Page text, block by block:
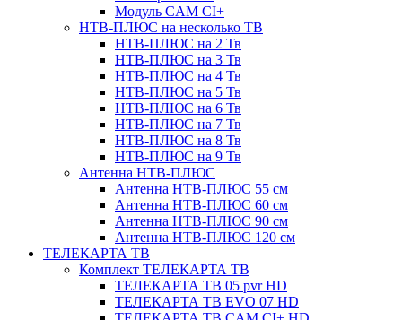
Модуль CAM CI+
НТВ-ПЛЮС на несколько ТВ
НТВ-ПЛЮС на 2 Тв
НТВ-ПЛЮС на 3 Тв
НТВ-ПЛЮС на 4 Тв
НТВ-ПЛЮС на 5 Тв
НТВ-ПЛЮС на 6 Тв
НТВ-ПЛЮС на 7 Тв
НТВ-ПЛЮС на 8 Тв
НТВ-ПЛЮС на 9 Тв
Антенна НТВ-ПЛЮС
Антенна НТВ-ПЛЮС 55 см
Антенна НТВ-ПЛЮС 60 см
Антенна НТВ-ПЛЮС 90 см
Антенна НТВ-ПЛЮС 120 см
ТЕЛЕКАРТА ТВ
Комплект ТЕЛЕКАРТА ТВ
ТЕЛЕКАРТА ТВ 05 pvr HD
ТЕЛЕКАРТА ТВ EVO 07 HD